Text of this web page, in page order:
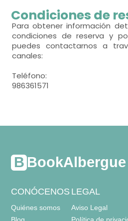
- habitación con cuarto de
WC,
lavabo,
habitación individual
- cama litera para 2
Condiciones de
Para obtener información
condiciones de reserva y
puedes contactarnos a
canales:
Teléfono:
986361571
BookAlbergue
CONÓCENOS
Quiénes somos
LEGAL
Aviso Legal